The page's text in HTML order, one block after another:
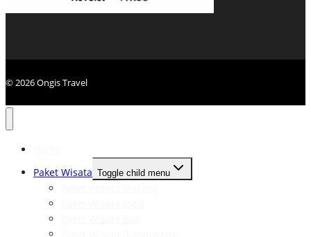
© 2026 Ongis Travel
Paket Wisata Toggle child menu